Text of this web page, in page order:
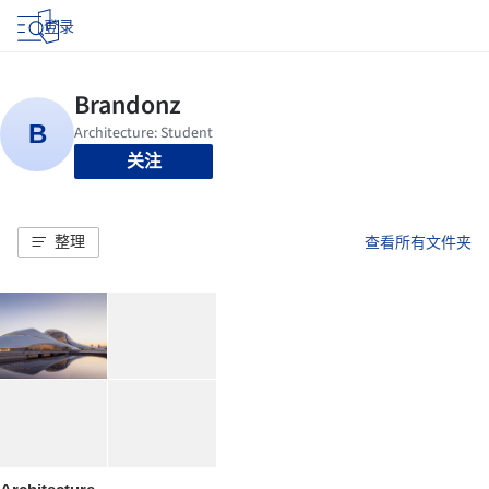
登录
关注
整理 查看所有文件夹